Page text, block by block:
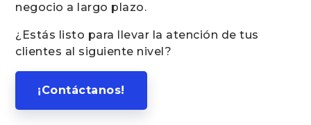
negocio a largo plazo.
¿Estás listo para llevar la atención de tus
clientes al siguiente nivel?
¡Contáctanos!